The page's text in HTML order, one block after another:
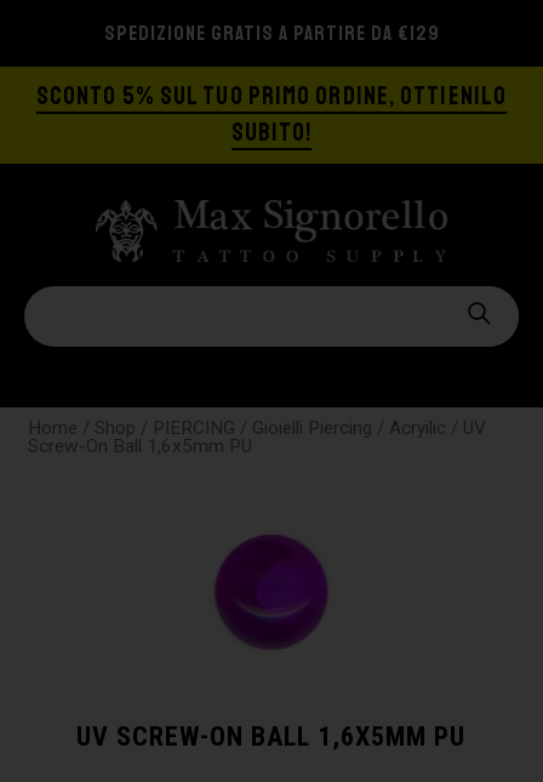
SPEDIZIONE GRATIS A PARTIRE DA €129
SCONTO 5% SUL TUO PRIMO ORDINE, OTTIENILO
SUBITO!
Home / Shop / PIERCING / Gioielli Piercing / Acryilic / UV
Screw-On Ball 1,6x5mm PU
UV SCREW-ON BALL 1,6X5MM PU